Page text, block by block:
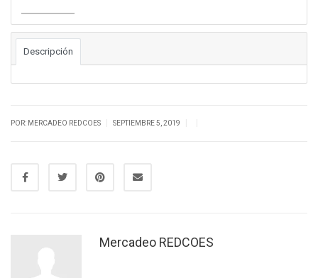
Descripción
POR: MERCADEO REDCOES SEPTIEMBRE 5, 2019
Mercadeo REDCOES